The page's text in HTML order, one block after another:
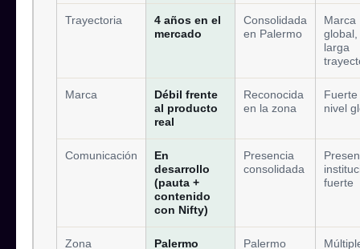
Trayectoria
4 años en el
mercado
Consolidada
en Palermo
Marca
global,
larga
Marca
Débil frente
al producto
real
Reconocida
en la zona
Fuerte
nivel
Comunicación
En
desarrollo
(pauta +
contenido
con Nifty)
Presencia
consolidada
fuerte
Zona Palermo Palermo